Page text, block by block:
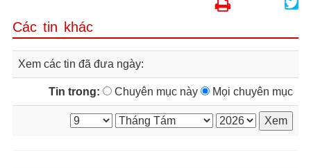
Các tin khác
Xem các tin đã đưa ngày:
Tin trong: Chuyên mục này Mọi chuyên mục